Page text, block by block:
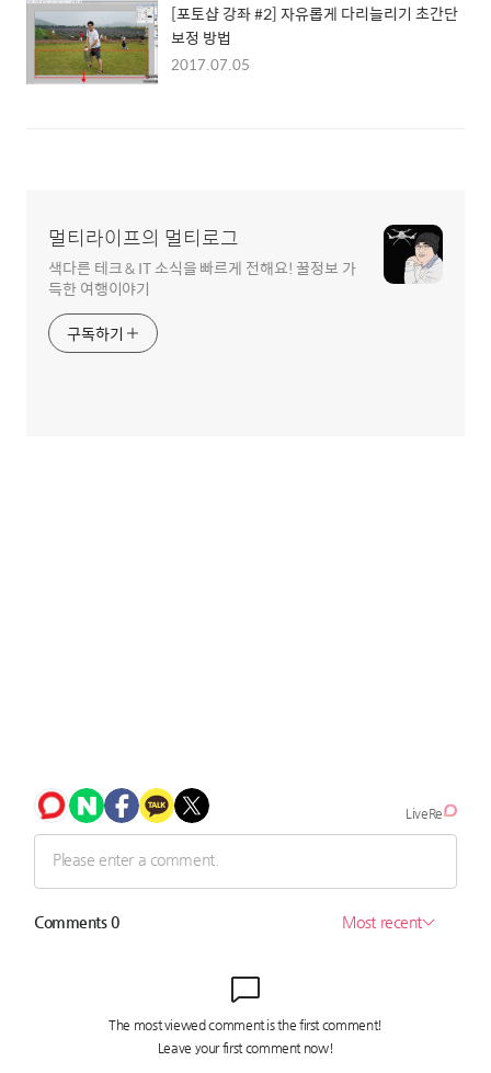
[포토샵 강좌 #2] 자유롭게 다리늘리기 초간단
보정 방법
2017.07.05
멀티라이프의 멀티로그
색다른 테크 & IT 소식을 빠르게 전해요! 꿀정보 가
득한 여행이야기
구독하기